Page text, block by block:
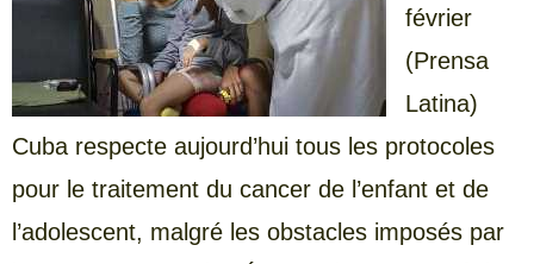
février
(Prensa
Latina)
Cuba respecte aujourd’hui tous les protocoles
pour le traitement du cancer de l’enfant et de
l’adolescent, malgré les obstacles imposés par